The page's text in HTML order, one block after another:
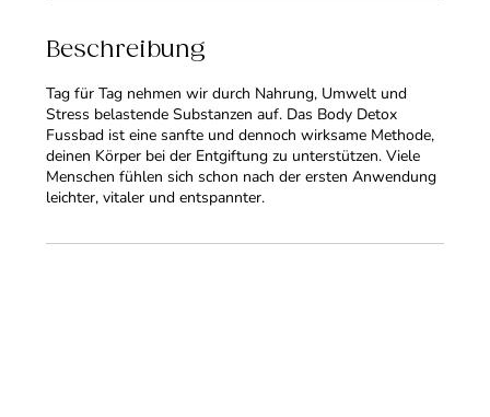
Beschreibung
Tag für Tag nehmen wir durch Nahrung, Umwelt und
Stress belastende Substanzen auf. Das Body Detox
Fussbad ist eine sanfte und dennoch wirksame Methode,
deinen Körper bei der Entgiftung zu unterstützen. Viele
Menschen fühlen sich schon nach der ersten Anwendung
leichter, vitaler und entspannter.